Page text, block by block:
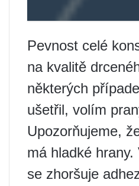
Pevnost celé
na kvalitě
některých
ušetřil, volím
Upozorňujeme,
má hladké
se zhoršuje